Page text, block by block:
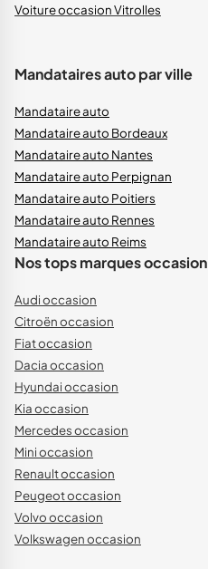
Voiture occasion Vitrolles
Mandataires auto par ville
Mandataire auto
Mandataire auto Bordeaux
Mandataire auto Nantes
Mandataire auto Perpignan
Mandataire auto Poitiers
Mandataire auto Rennes
Mandataire auto Reims
Nos tops marques occasion
Audi occasion
Citroën occasion
Fiat occasion
Dacia occasion
Hyundai occasion
Kia occasion
Mercedes occasion
Mini occasion
Renault occasion
Peugeot occasion
Volvo occasion
Volkswagen occasion